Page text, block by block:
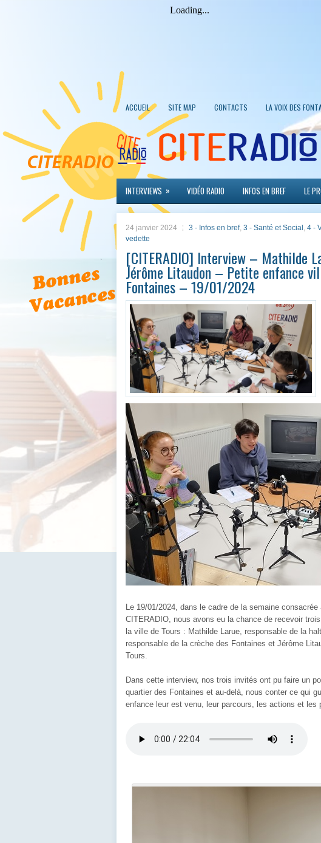
ACCUEIL SITE MAP CONTACTS LA VOIX DES
INTERVIEWS » VIDÉO RADIO INFOS EN BREF LE
24 janvier 2024 3 - Infos en bref, 3 - Santé et Social , 4 -
vedette
[CITERADIO] Interview – Mathilde
Jérôme Litaudon – Petite enfance
Fontaines – 19/01/2024
Le 19/01/2024, dans le cadre de la semaine
CITERADIO, nous avons eu la chance de recevoir
la ville de Tours : Mathilde Larue, responsable de la
responsable de la crèche des Fontaines et Jérôme
Tours.
Dans cette interview, nos trois invités ont pu faire un
quartier des Fontaines et au-delà, nous conter ce qui
enfance leur est venu, leur parcours, les actions et les